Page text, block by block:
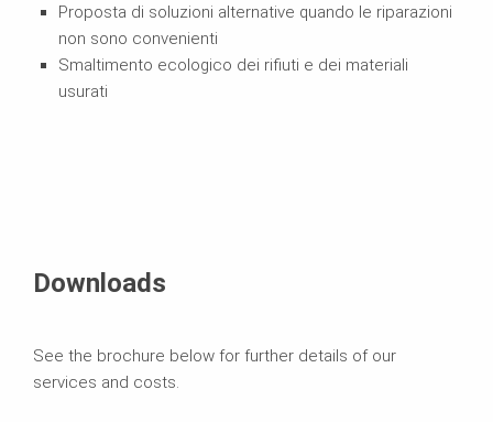
Proposta di soluzioni alternative quando le riparazioni
non sono convenienti
Smaltimento ecologico dei rifiuti e dei materiali
usurati
Downloads
See the brochure below for further details of our
services and costs.